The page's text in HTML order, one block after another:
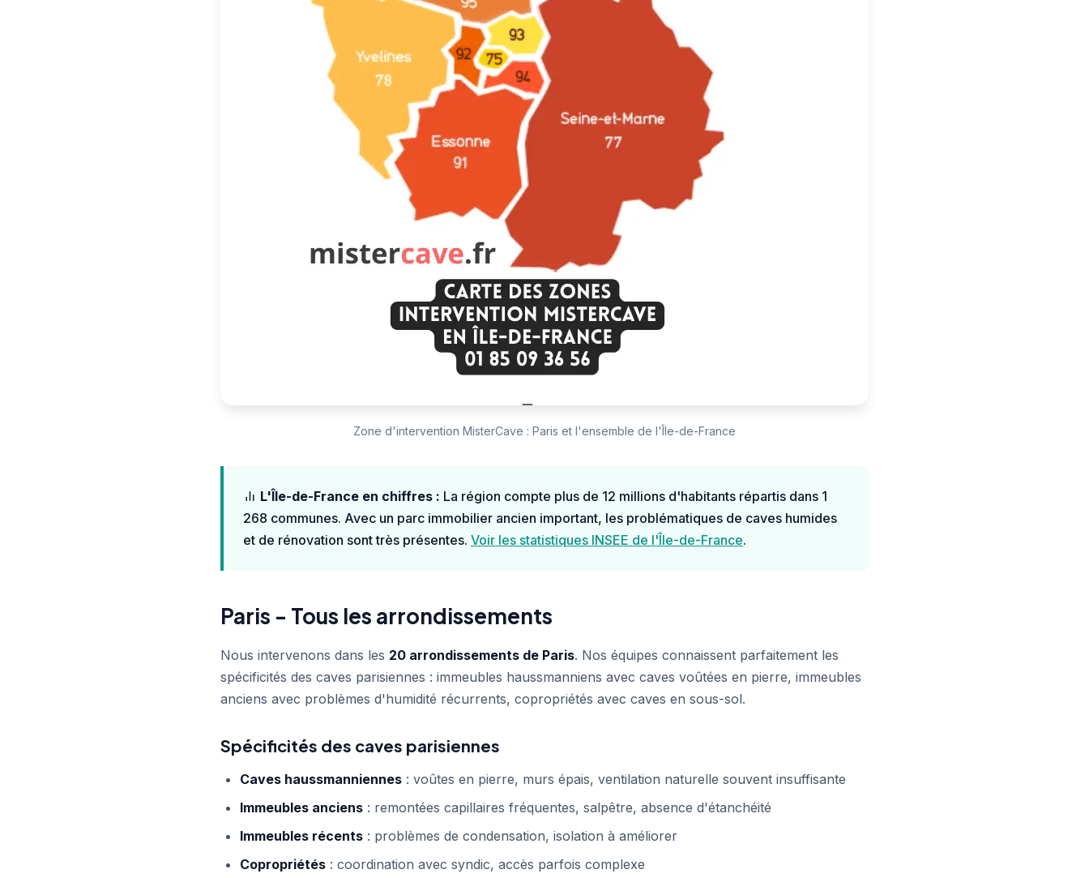
Zone d'intervention MisterCave : Paris et l'ensemble de l'Île-de-France
L'Île-de-France en chiffres : La région compte plus de 12 millions d'habitants répartis dans 1
268 communes. Avec un parc immobilier ancien important, les problématiques de caves humides
et de rénovation sont très présentes. Voir les statistiques INSEE de l'Île-de-France.
Paris - Tous les arrondissements
Nous intervenons dans les 20 arrondissements de Paris. Nos équipes connaissent parfaitement les
spécificités des caves parisiennes : immeubles haussmanniens avec caves voûtées en pierre, immeubles
anciens avec problèmes d'humidité récurrents, copropriétés avec caves en sous-sol.
Spécificités des caves parisiennes
Caves haussmanniennes : voûtes en pierre, murs épais, ventilation naturelle souvent insuffisante
Immeubles anciens : remontées capillaires fréquentes, salpêtre, absence d'étanchéité
Immeubles récents : problèmes de condensation, isolation à améliorer
Copropriétés : coordination avec syndic, accès parfois complexe